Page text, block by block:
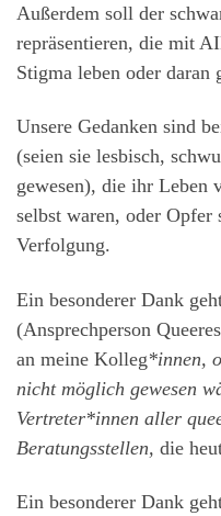
Außerdem soll der
repräsentieren, die mit
Stigma leben oder daran
Unsere Gedanken sind
(seien sie lesbisch,
gewesen), die ihr Leben
selbst waren, oder
Verfolgung.
Ein besonderer Dank
(Ansprechperson
an meine Kolleg*innen,
nicht möglich gewesen
Vertreter*innen aller
Beratungsstellen, die
Ein besonderer Dank